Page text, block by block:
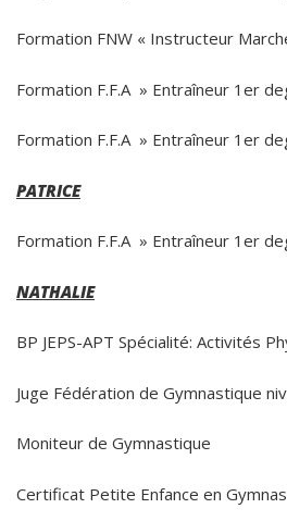
Formation FNW « Instructeur
Formation F.F.A » Entraîneur 1er
Formation F.F.A » Entraîneur 1er
PATRICE
Formation F.F.A » Entraîneur 1er
NATHALIE
BP JEPS-APT Spécialité: Activités
Juge Fédération de Gymnastique
Moniteur de Gymnastique
Certificat Petite Enfance en